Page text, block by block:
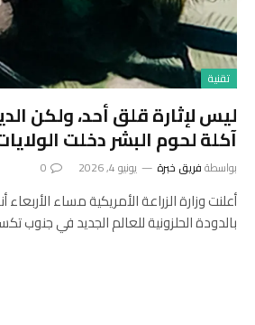
تقنية
ليس لإثارة قلق أحد، ولكن
آكلة لحوم البشر دخلت
بواسطةفريق خبرة يونيو 4, 2026 0
أعلنت وزارة الزراعة الأمريكية مساء الأربعاء
بالدودة الحلزونية للعالم الجديد في